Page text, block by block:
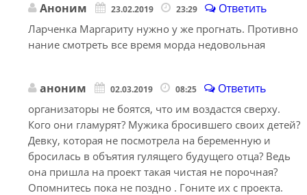
Аноним 23.02.2019 23:29 Ответить
Ларченка Маргариту нужно у же прогнать. Противно
нание смотреть все время морда недовольная
аноним 02.03.2019 08:25 Ответить
организаторы не боятся, что им воздастся сверху.
Кого они гламурят? Мужика бросившего своих детей?
Девку, которая не посмотрела на беременную и
бросилась в объятия гулящего будущего отца? Ведь
она пришла на проект такая чистая не порочная?
Опомнитесь пока не поздно . Гоните их с проекта.